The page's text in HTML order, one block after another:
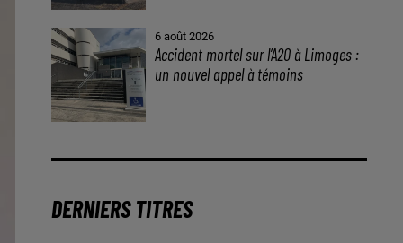
6 août 2026
Accident mortel sur l’A20 à Limoges :
un nouvel appel à témoins
DERNIERS TITRES